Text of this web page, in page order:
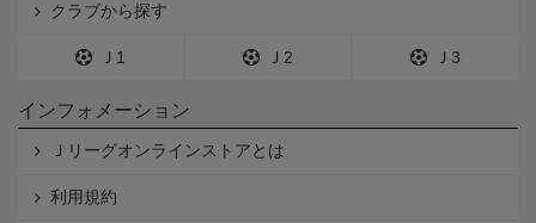
クラブから探す
Ｊ1 Ｊ2 Ｊ3
インフォメーション
Ｊリーグオンラインストアとは
利用規約